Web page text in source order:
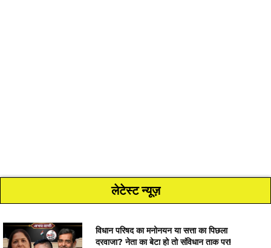
लेटेस्ट न्यूज़
विधान परिषद का मनोनयन या सत्ता का पिछला
दरवाजा? नेता का बेटा हो तो संविधान ताक पर!